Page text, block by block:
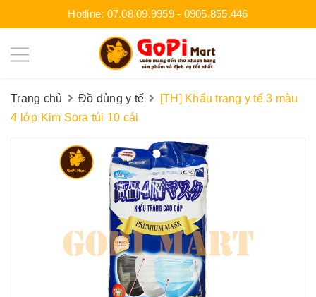
Hotline: 07.08.09.9959- 0905.855.446
Trang chủ Đồ dùng y tế
[TH] Khẩu trang y tế 3 màu
4 lớp Kim Sora túi 10 cái